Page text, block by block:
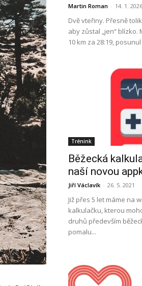
Martin Roman - 14. 1. 2026
Dvě vteřiny. Přesně
aby zůstal „jen“ blízko.
10 km za 28:19,
Trénink
Běžecká
naší novou
Jiří Václavík - 26. 5. 2021
Již přes 5 let máme na
kalkulačku, kterou
druhů především
pomalu...